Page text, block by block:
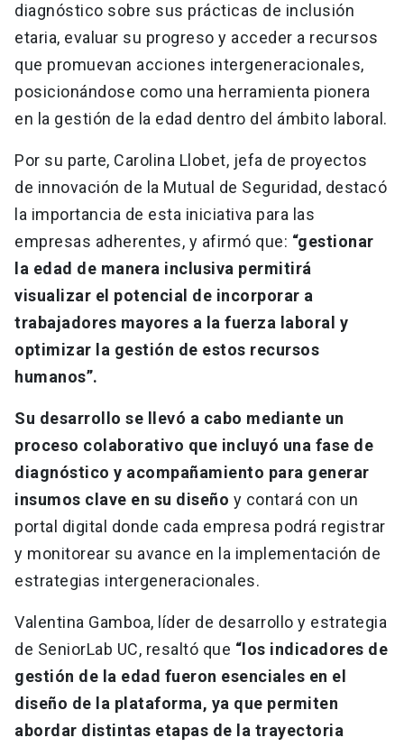
diagnóstico sobre sus prácticas de inclusión
etaria, evaluar su progreso y acceder a recursos
que promuevan acciones intergeneracionales,
posicionándose como una herramienta pionera
en la gestión de la edad dentro del ámbito laboral.
Por su parte, Carolina Llobet, jefa de proyectos
de innovación de la Mutual de Seguridad, destacó
la importancia de esta iniciativa para las
empresas adherentes, y afirmó que: “gestionar
la edad de manera inclusiva permitirá
visualizar el potencial de incorporar a
trabajadores mayores a la fuerza laboral y
optimizar la gestión de estos recursos
humanos”.
Su desarrollo se llevó a cabo mediante un
proceso colaborativo que incluyó una fase de
diagnóstico y acompañamiento para generar
insumos clave en su diseño y contará con un
portal digital donde cada empresa podrá registrar
y monitorear su avance en la implementación de
estrategias intergeneracionales.
Valentina Gamboa, líder de desarrollo y estrategia
de SeniorLab UC, resaltó que “los indicadores de
gestión de la edad fueron esenciales en el
diseño de la plataforma, ya que permiten
abordar distintas etapas de la trayectoria